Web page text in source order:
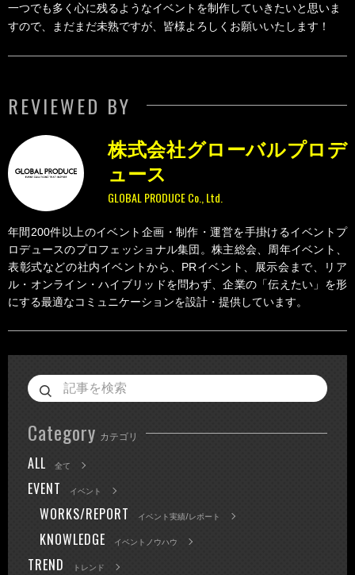
一つでも多く心に残るようなイベントを制作していきたいと思いま
すので、まだまだ未熟ですが、皆様よろしくお願いいたします！
REVIEWED BY
GLOBAL PRODUCE Co., Ltd.
株式会社グローバルプロデ
ュース
年間200件以上のイベント企画・制作・運営を手掛けるイベントプ
ロデュースのプロフェッショナル集団。株主総会、周年イベント、
表彰式などの社内イベントから、PRイベント、展示会まで、リア
ル・オンライン・ハイブリッドを問わず、企業の「伝えたい」を形
にする最適なコミュニケーションを設計・提供しています。
Category カテゴリ
ALL 全て
EVENT イベント
WORKS/REPORT イベント実績/レポート
KNOWLEDGE イベントノウハウ
TREND トレンド